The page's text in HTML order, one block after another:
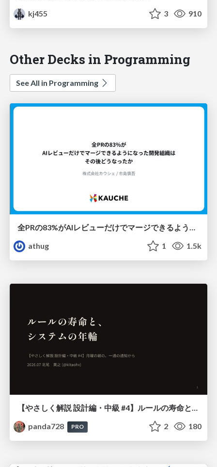
kj455
3 910
Other Decks in Programming
See All in Programming
全PRの83%がAIレビューだけでマージできるようになった開発組織はその後どうなったか
athug
1 1.5k
【やさしく解説 設計編・中級 #4】ルールの寿命と、システムの年輪
panda728
PRO 2 180